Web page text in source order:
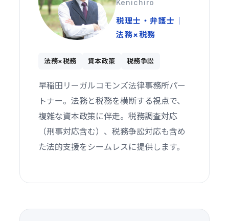
Kenichiro
税理士・弁護士｜
法務×税務
法務×税務 資本政策 税務争訟
早稲田リーガルコモンズ法律事務所パー
トナー。法務と税務を横断する視点で、
複雑な資本政策に伴走。税務調査対応
（刑事対応含む）、税務争訟対応も含め
た法的支援をシームレスに提供します。